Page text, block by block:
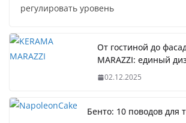
регулировать уровень
От гостиной до
MARAZZI: единый
02.12.2025
Бенто: 10 поводов для